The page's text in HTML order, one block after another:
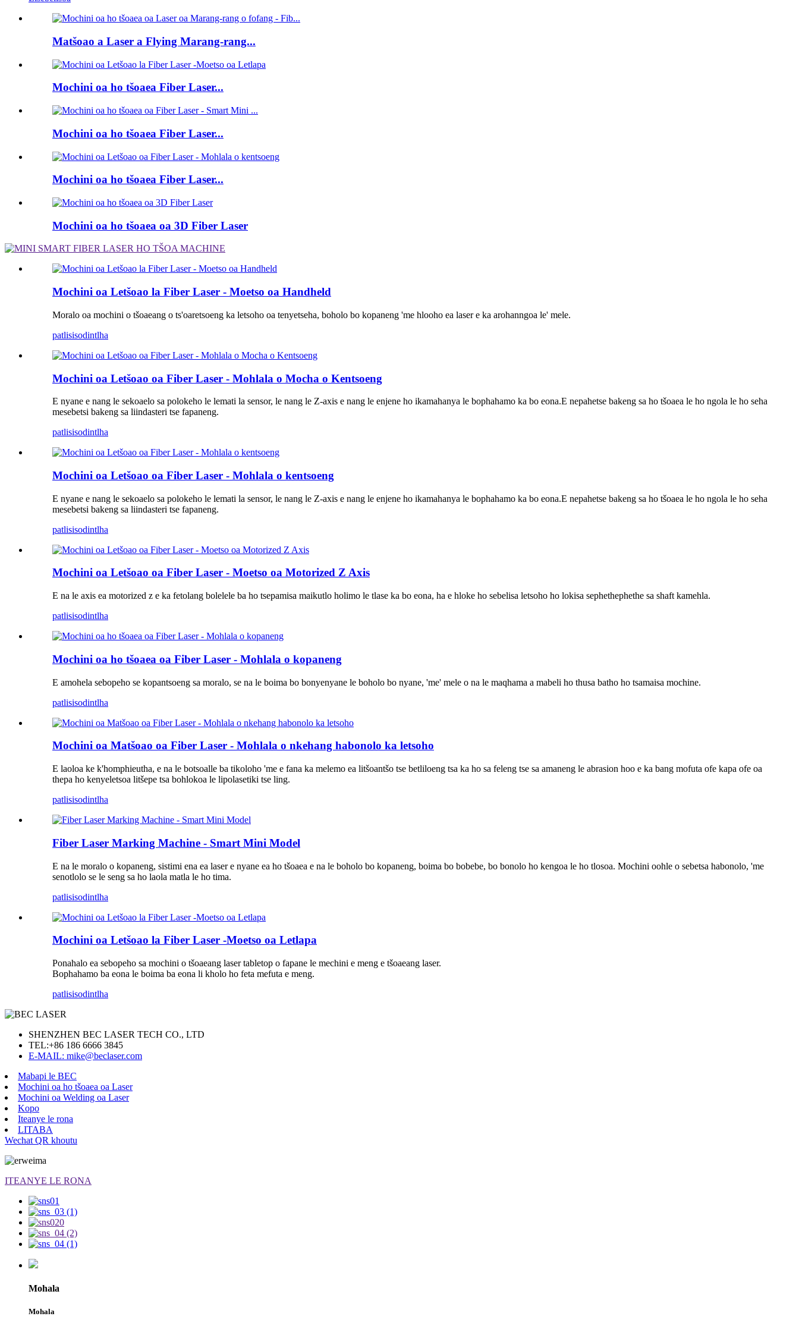
Matšoao a Laser a Flying Marang-rang...
Mochini oa ho tšoaea Fiber Laser...
Mochini oa ho tšoaea Fiber Laser...
Mochini oa ho tšoaea Fiber Laser...
Mochini oa ho tšoaea oa 3D Fiber Laser
Mochini oa Letšoao la Fiber Laser - Moetso oa Handheld
Moralo oa mochini o tšoaeang o ts'oaretsoeng ka letsoho oa tenyetseha, boholo bo kopaneng 'me hlooho ea laser e ka arohanngoa le' mele.
patlisisodintlha
Mochini oa Letšoao oa Fiber Laser - Mohlala o Mocha o Kentsoeng
E nyane e nang le sekoaelo sa polokeho le lemati la sensor, le nang le Z-axis e nang le enjene ho ikamahanya le bophahamo ka bo eona.E nepahetse bakeng sa ho tšoaea le ho ngola le ho seha
mesebetsi bakeng sa liindasteri tse fapaneng.
patlisisodintlha
Mochini oa Letšoao oa Fiber Laser - Mohlala o kentsoeng
E nyane e nang le sekoaelo sa polokeho le lemati la sensor, le nang le Z-axis e nang le enjene ho ikamahanya le bophahamo ka bo eona.E nepahetse bakeng sa ho tšoaea le ho ngola le ho seha
mesebetsi bakeng sa liindasteri tse fapaneng.
patlisisodintlha
Mochini oa Letšoao oa Fiber Laser - Moetso oa Motorized Z Axis
E na le axis ea motorized z e ka fetolang bolelele ba ho tsepamisa maikutlo holimo le tlase ka bo eona, ha e hloke ho sebelisa letsoho ho lokisa sephethephethe sa shaft kamehla.
patlisisodintlha
Mochini oa ho tšoaea oa Fiber Laser - Mohlala o kopaneng
E amohela sebopeho se kopantsoeng sa moralo, se na le boima bo bonyenyane le boholo bo nyane, 'me' mele o na le maqhama a mabeli ho thusa batho ho tsamaisa mochine.
patlisisodintlha
Mochini oa Matšoao oa Fiber Laser - Mohlala o nkehang habonolo ka letsoho
E laoloa ke k'homphieutha, e na le botsoalle ba tikoloho 'me e fana ka melemo ea litšoantšo tse betliloeng tsa ka ho sa feleng tse sa amaneng le abrasion hoo e ka bang mofuta ofe kapa ofe oa
thepa ho kenyeletsoa litšepe tsa bohlokoa le lipolasetiki tse ling.
patlisisodintlha
Fiber Laser Marking Machine - Smart Mini Model
E na le moralo o kopaneng, sistimi ena ea laser e nyane ea ho tšoaea e na le boholo bo kopaneng, boima bo bobebe, bo bonolo ho kengoa le ho tlosoa. Mochini oohle o sebetsa habonolo, 'me
senotlolo se le seng sa ho laola matla le ho tima.
patlisisodintlha
Mochini oa Letšoao la Fiber Laser -Moetso oa Letlapa
Ponahalo ea sebopeho sa mochini o tšoaeang laser tabletop o fapane le mechini e meng e tšoaeang laser.
Bophahamo ba eona le boima ba eona li kholo ho feta mefuta e meng.
patlisisodintlha
SHENZHEN BEC LASER TECH CO., LTD
TEL:+86 186 6666 3845
E-MAIL: mike@beclaser.com
Mabapi le BEC
Mochini oa ho tšoaea oa Laser
Mochini oa Welding oa Laser
Kopo
Iteanye le rona
LITABA
Wechat QR khoutu
ITEANYE LE RONA
Mohala
Mohala